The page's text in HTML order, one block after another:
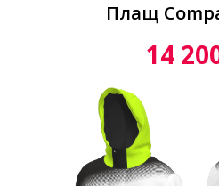
Плащ
14